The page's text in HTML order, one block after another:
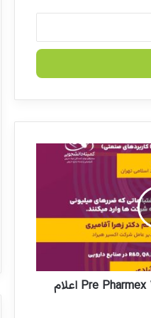
و ملزومات پزشکی تغییر کرد
برنامه های آموزشی Pre Pharmex 2026 اعلام